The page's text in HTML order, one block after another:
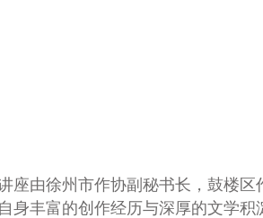
座由徐州市作协副秘书长，鼓楼
身丰富的创作经历与深厚的文学积